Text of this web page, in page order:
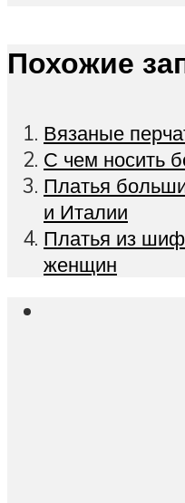
Похожие
Вязаные
С чем носить
Платья
и Италии
Платья из
женщин